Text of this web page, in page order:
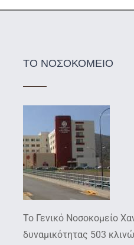
ΤΟ ΝΟΣΟΚΟΜΕΙΟ
Το Γενικό Νοσοκομείο
δυναμικότητας 503